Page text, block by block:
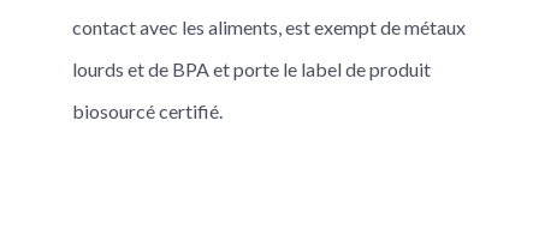
contact avec les aliments, est exempt de métaux
lourds et de BPA et porte le label de produit
biosourcé certifié.